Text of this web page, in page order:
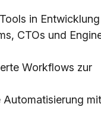
in Entwicklung
CTOs und
Workflows zur